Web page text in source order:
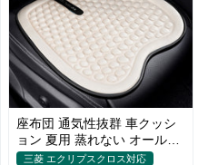
座布団 通気性抜群 車クッシ
ョン 夏用 蒸れない オールシ
ーズン おしゃれ
三菱 エクリプスクロス対応